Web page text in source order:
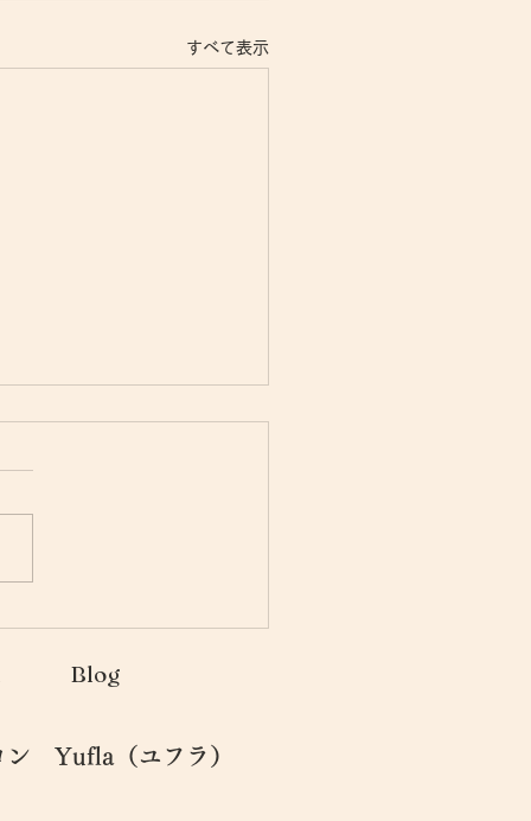
すべて表示
ロカレントとは・・・
Blog
ン Yufla（ユフラ）